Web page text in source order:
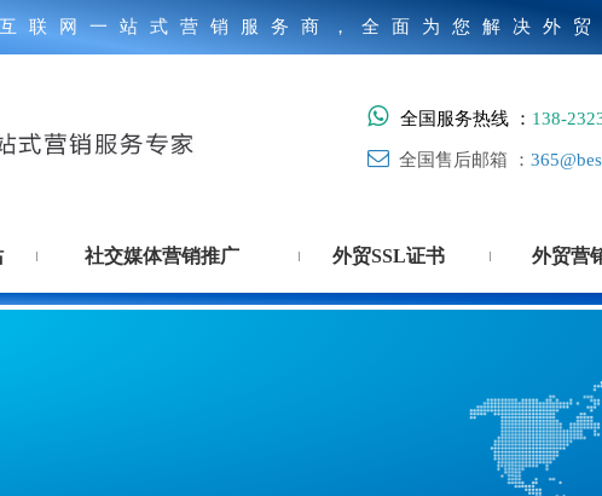
联网一站式营销服务商，全面为您解决外贸
 全国服务热线 ： 138-
 全国售后邮箱 ：
社交媒体营销推广 外贸SSL证书 外贸营